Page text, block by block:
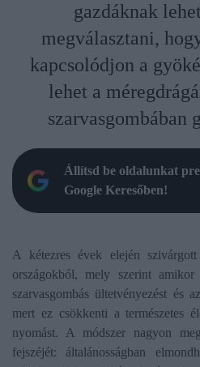
gazdáknak
megválasztani,
kapcsolódjon a
lehet a
szarvasgombában
Állítsd be oldalunkat
Google Keresőben!
A kétezres évek elején
országokból, mely szerint amikor
szarvasgombás ültetvényezést és
mert ez csökkenti a természetes
nyomást. A módszer nagyon
fejszéjét: általánosságban